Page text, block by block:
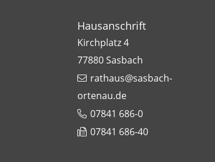
Hausanschrift
Kirchplatz 4
77880Sasbach
rathaus@sasbach-
ortenau.de
07841 686-0
07841 686-40